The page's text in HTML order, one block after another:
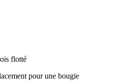
flotté
pour une bougie